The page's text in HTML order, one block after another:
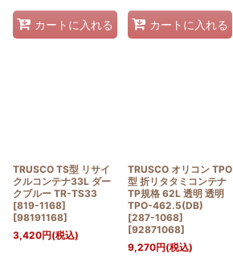
カートに入れる カートに入れる
TRUSCO TS型 リサイ
クルコンテナ33L ダー
クブルー TR-TS33
[819-1168]
[98191168]
3,420円(税込)
TRUSCO オリコン TPO
型 折リタタミコンテナ
TP規格 62L 透明 透明
TPO-462.5(DB)
[287-1068]
[92871068]
9,270円(税込)